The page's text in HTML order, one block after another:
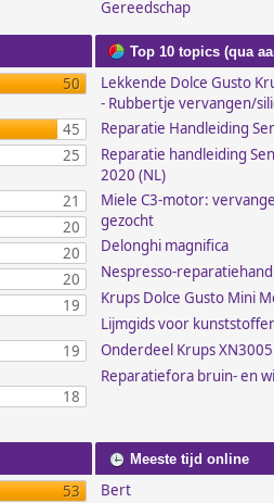
Gereedschap
50
45
25
21
20
20
20
19
19
18
Top 10 topics (qua
Lekkende Dolce Gusto
- Rubbertje vervangen/
Reparatie Handleiding
Reparatie handleiding
2020 (NL)
Miele C3-motor:
gezocht
Delonghi magnifica
Nespresso-
Krups Dolce Gusto Mini
Lijmgids voor
Onderdeel Krups
Reparatiefora bruin- en
53
Meeste tijd online
Bert